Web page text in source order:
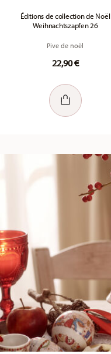
Éditions de collection de Noël
Weihnachtszapfen 26
Pive de noël
22,90 €